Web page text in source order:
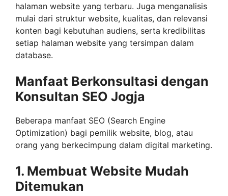
halaman website yang terbaru. Juga menganalisis
mulai dari struktur website, kualitas, dan relevansi
konten bagi kebutuhan audiens, serta kredibilitas
setiap halaman website yang tersimpan dalam
database.
Manfaat Berkonsultasi dengan
Konsultan SEO Jogja
Beberapa manfaat SEO (Search Engine
Optimization) bagi pemilik website, blog, atau
orang yang berkecimpung dalam digital marketing.
1. Membuat Website Mudah
Ditemukan